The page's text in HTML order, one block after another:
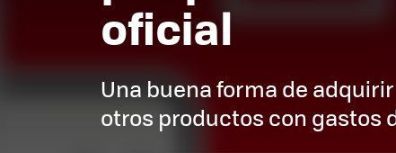
oficial
Una buena forma de
otros productos con gastos